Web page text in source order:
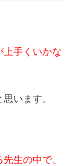
上手くいかな
います。
生の中で、